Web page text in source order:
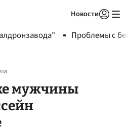
Новости
Проблемы с
мужчины